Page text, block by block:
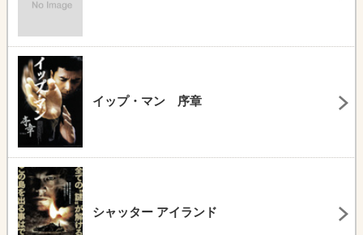
イップ・マン 序章
シャッター アイランド